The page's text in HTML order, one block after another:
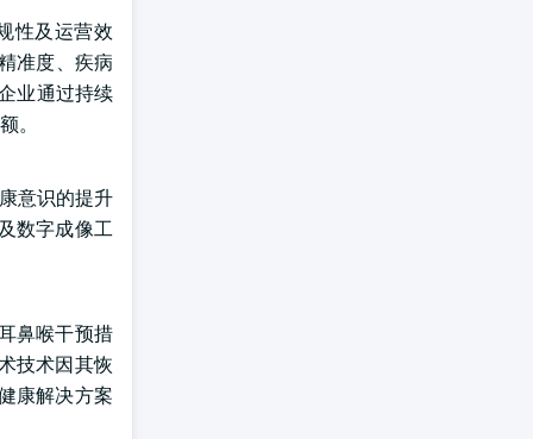
性及运营效
准度、疾病
业通过持续
。
意识的提升
数字成像工
鼻喉干预措
技术因其恢
康解决方案